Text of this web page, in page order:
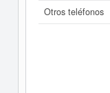
Otros teléfonos